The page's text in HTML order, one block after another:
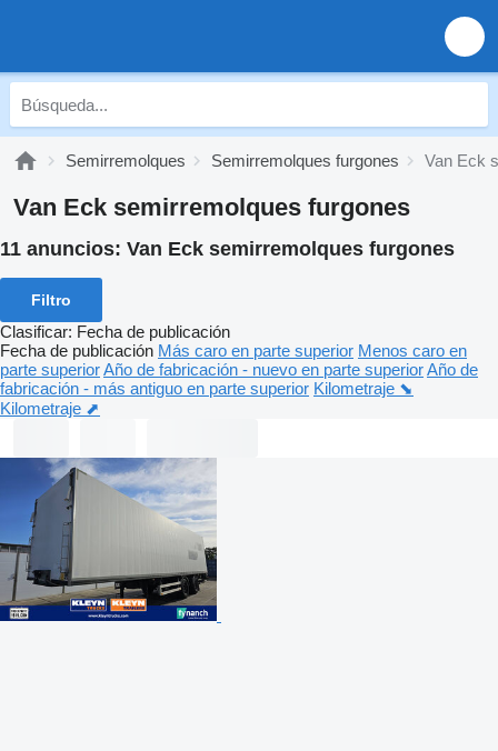
Semirremolques Semirremolques furgones Van Eck
Van Eck semirremolques furgones
11 anuncios: Van Eck semirremolques furgones
Filtro
Clasificar: Fecha de publicación
Fecha de publicación Más caro en parte superior Menos caro en
parte superiorAño de fabricación - nuevo en parte superiorAño de
fabricación - más antiguo en parte superior Kilometraje ⬊
Kilometraje ⬈